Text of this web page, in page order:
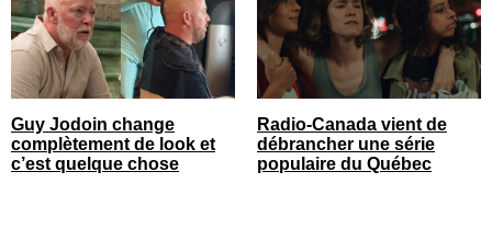
Guy Jodoin change
complètement de look et
c’est quelque chose
Radio-Canada vient de
débrancher une série
populaire du Québec